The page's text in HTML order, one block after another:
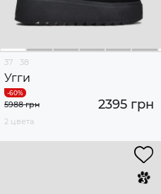
37 38
Угги
2395 грн
5988 грн
2 цвета